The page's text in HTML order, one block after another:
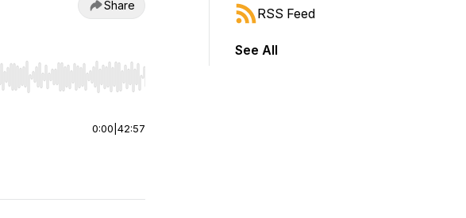
Share
to jump to start or end. Hold shift to jump forward or backward.
0:00 42:57
RSS Feed
See All